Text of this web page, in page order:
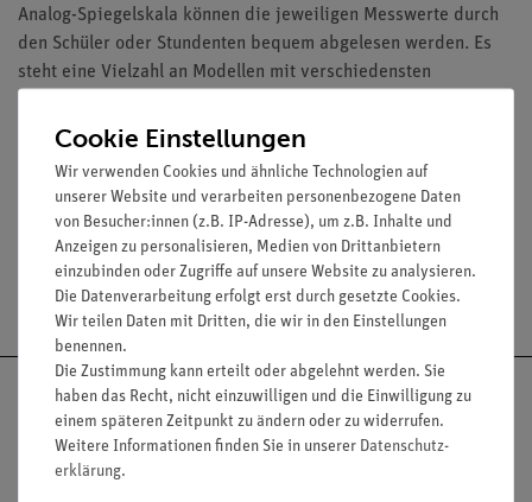
Analog-Spiegelskala können die jeweiligen Messwerte durch
den Schüler oder Stundenten bequem abgelesen werden. Es
steht eine Vielzahl an Modellen mit verschiedensten
Media / Downloads
Versandkostenfrei ab 300,- €
Cookie Einstellungen
Wir verwenden Cookies und ähnliche Technologien auf
unserer Website und verarbeiten personenbezogene Daten
von Besucher:innen (z.B. IP-Adresse), um z.B. Inhalte und
Anzeigen zu personalisieren, Medien von Drittanbietern
einzubinden oder Zugriffe auf unsere Website zu analysieren.
Die Datenverarbeitung erfolgt erst durch gesetzte Cookies.
Wir teilen Daten mit Dritten, die wir in den Einstellungen
benennen.
Die Zustimmung kann erteilt oder abgelehnt werden. Sie
haben das Recht, nicht einzuwilligen und die Einwilligung zu
einem späteren Zeitpunkt zu ändern oder zu widerrufen.
Weitere Informationen finden Sie in unserer Daten­schutz­
erklärung.